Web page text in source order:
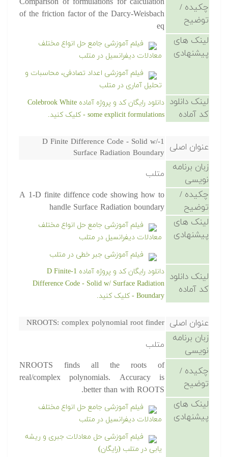
چکیده /
توضیح
of the friction factor of the Darcy-Weisbach
eq
لینک های
پیشنهادی
فیلم آموزشی جامع حل انواع مختلف
معادلات دیفرانسیل در متلب
فیلم آموزشی اعداد تصادفی، محاسبات و
تحلیل آماری در متلب
لینک دانلود
کد آماده
دانلود رایگان کد و پروژه آماده Colebrook White
some explicit formulations - کلیک کنید.
عنوان اصلی
1-D Finite Difference Code - Solid w/
Surface Radiation Boundary
زبان برنامه
نویسی
متلب
چکیده /
توضیح
A 1-D finite diffence code showing how to
handle Surface Radiation boundary
لینک های
پیشنهادی
فیلم آموزشی جامع حل انواع مختلف
معادلات دیفرانسیل در متلب
فیلم آموزشی جبر خطی در متلب
لینک دانلود
کد آماده
دانلود رایگان کد و پروژه آماده 1-D Finite
Difference Code - Solid w/ Surface Radiation
Boundary - کلیک کنید.
عنوان اصلی NROOTS: complex polynomial root finder
زبان برنامه
نویسی
متلب
چکیده /
توضیح
NROOTS finds all the roots of
real/complex polynomials. Accuracy is
better than with ROOTS.
لینک های
پیشنهادی
فیلم آموزشی جامع حل انواع مختلف
معادلات دیفرانسیل در متلب
فیلم آموزشی حل معادلات جبری و ریشه
یابی در متلب (رایگان)